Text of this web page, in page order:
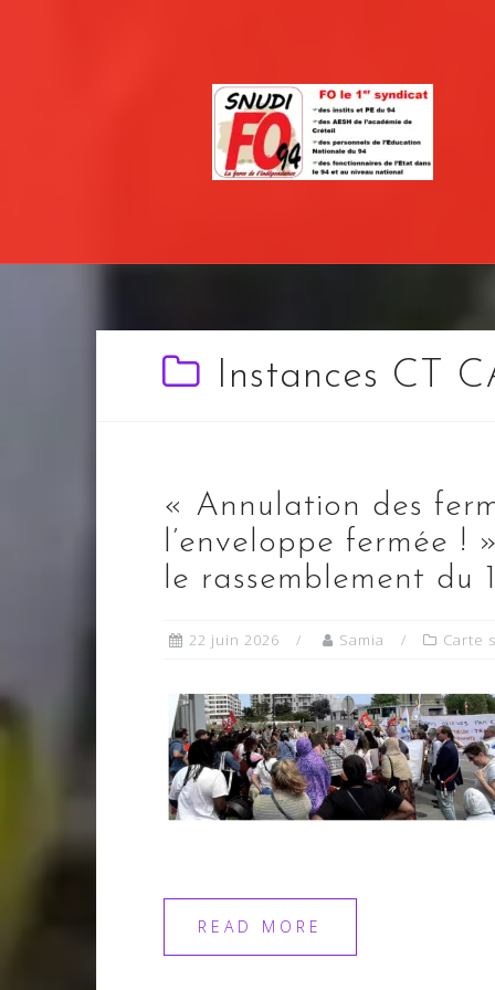
Instances CT
« Annulation des
l’enveloppe fermée !
le rassemblement du
22 juin 2026 Samia Carte
READ MORE